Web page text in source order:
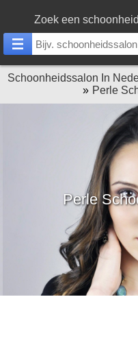
Zoek een
Schoonheidssalon In
Perle
Perle